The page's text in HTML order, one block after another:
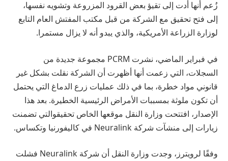
زُعم أنها أدت إلى تقيؤ بعض القرود المزروعة وتشويه نفسها،
إلى فتح تحقيق مع الشركة من قبل مكتب المفتش العام التابع
لوزارة الزراعة الأمريكية، والذي يبدو أنه لا يزال مستمرا.
في فبراير الماضي، نشرت PCRM مجموعة جديدة من
السجلات، التي زعمت أنها أظهرت أن الشركة نقلت بشكل غير
قانوني مواد خطرة، بما في ذلك عمليات زرع الدماغ التي يحتمل
أن تكون ملوثة بمسببات الأمراض الرئيسية الخطيرة. بعد هذا
الإصدار، افتتحت وزارة النقل موقعها الخاص تحقيقوالتي تضمنت
زيارات إلى منشآت شركة Neuralink في كاليفورنيا وتكساس.
وفقًا لرويترز، وجدت وزارة النقل أن شركة Neuralink فشلت